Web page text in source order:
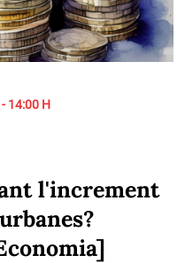
- 14:00 H
l'increment